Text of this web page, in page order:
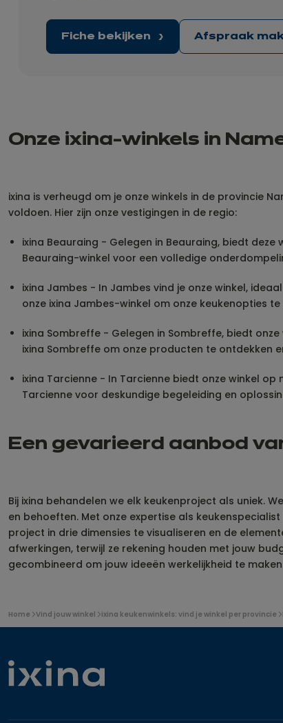
Fiche bekijken Afspraak
Onze ixina-winkels in
ixina is verheugd om je onze winkels in de provincie
voldoen. Hier zijn onze vestigingen in de regio:
ixina Beauraing - Gelegen in Beauraing, biedt
Beauraing-winkel voor een volledige
ixina Jambes - In Jambes vind je onze winkel,
onze ixina Jambes-winkel om onze keukenopties
ixina Sombreffe - Gelegen in Sombreffe, biedt
ixina Sombreffe om onze producten te ontdekken
ixina Tarcienne - In Tarcienne biedt onze winkel
Tarcienne voor deskundige begeleiding en
Een gevarieerd aanbod
Bij ixina behandelen we elk keukenproject als uniek.
en behoeften. Met onze expertise als
project in drie dimensies te visualiseren en de
afwerkingen, terwijl ze rekening houden met jouw
gecombineerd om jouw ideeën werkelijkheid te
U
bevindt
hier:
Home Vind jouw winkel ixina keukenwinkels: vind je winkel per provincie